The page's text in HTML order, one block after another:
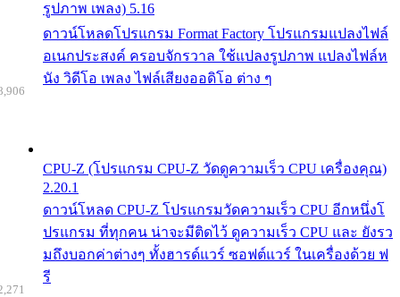
รูปภาพ เพลง) 5.16
ดาวน์โหลดโปรแกรม Format Factory โปรแกรมแปลงไฟล์
อเนกประสงค์ ครอบจักรวาล ใช้แปลงรูปภาพ แปลงไฟล์ห
นัง วิดีโอ เพลง ไฟล์เสียงออดิโอ ต่าง ๆ
CPU-Z (โปรแกรม CPU-Z วัดดูความเร็ว CPU เครื่องคุณ)
2.20.1
ดาวน์โหลด CPU-Z โปรแกรมวัดความเร็ว CPU อีกหนึ่งโ
ปรแกรม ที่ทุกคน น่าจะมีติดไว้ ดูความเร็ว CPU และ ยังรว
มถึงบอกค่าต่างๆ ทั้งฮารด์แวร์ ซอฟต์แวร์ ในเครื่องด้วย ฟ
รี